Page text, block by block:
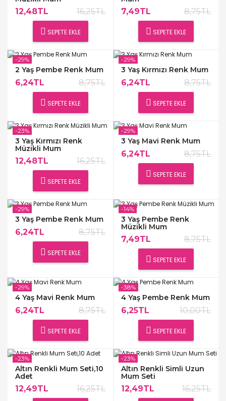
12,48TL 16,25TL
SEPETE EKLE
7,49TL 8,75TL
SEPETE EKLE
2 Yaş Pembe Renk Mum
6,24TL 8,75TL
SEPETE EKLE
-29%
3 Yaş Kırmızı Renk Mum
6,24TL 8,75TL
SEPETE EKLE
-29%
3 Yaş Kırmızı Renk
Müzikli Mum
12,48TL 16,25TL
SEPETE EKLE
-23%
3 Yaş Mavi Renk Mum
6,24TL 8,75TL
SEPETE EKLE
-29%
3 Yaş Pembe Renk Mum
6,24TL 8,75TL
SEPETE EKLE
-29%
3 Yaş Pembe Renk
Müzikli Mum
7,49TL 8,75TL
SEPETE EKLE
-14%
4 Yaş Mavi Renk Mum
6,24TL 8,75TL
SEPETE EKLE
-29%
4 Yaş Pembe Renk Mum
6,25TL 10,00TL
SEPETE EKLE
-38%
Altın Renkli Mum Seti,10
Adet
12,49TL 16,25TL
-23%
Altın Renkli Simli Uzun
Mum Seti
12,49TL 16,25TL
-23%